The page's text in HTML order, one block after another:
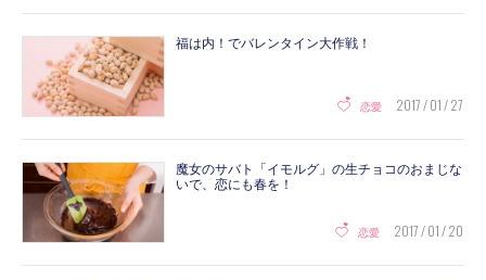
福は内！でバレンタイン大作戦！
恋愛 2017 / 01 / 27
魔女のサバト「イモルグ」の生チョコのおまじな
いで、恋にも春を！
恋愛 2017 / 01 / 20